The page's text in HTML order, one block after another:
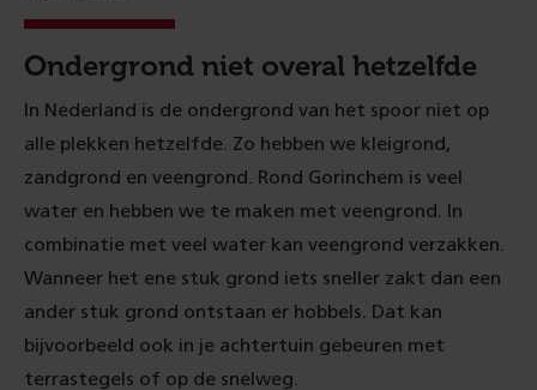
Ondergrond niet overal hetzelfde
In Nederland is de ondergrond van het spoor niet op
alle plekken hetzelfde. Zo hebben we kleigrond,
zandgrond en veengrond. Rond Gorinchem is veel
water en hebben we te maken met veengrond. In
combinatie met veel water kan veengrond verzakken.
Wanneer het ene stuk grond iets sneller zakt dan een
ander stuk grond ontstaan er hobbels. Dat kan
bijvoorbeeld ook in je achtertuin gebeuren met
terrastegels of op de snelweg.